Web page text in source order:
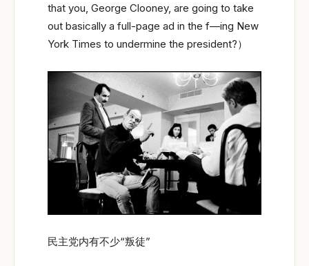
that you, George Clooney, are going to take
out basically a full-page ad in the f—ing New
York Times to undermine the president?）
民主党内有不少“叛徒”